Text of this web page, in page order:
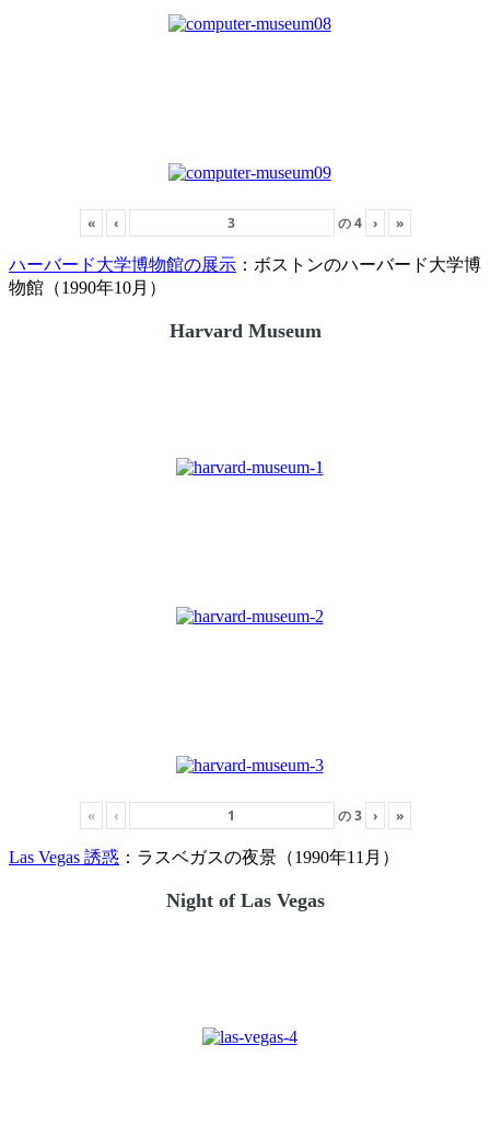
« ‹ の4 › »
ハーバード大学博物館の展示 ：ボストンのハーバード大学博
物館（1990年10月）
Harvard Museum
« ‹ の3 › »
Las Vegas 誘惑 ：ラスベガスの夜景（1990年11月）
Night of Las Vegas